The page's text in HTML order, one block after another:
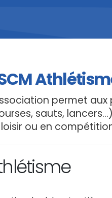
permet
sauts,
ou en